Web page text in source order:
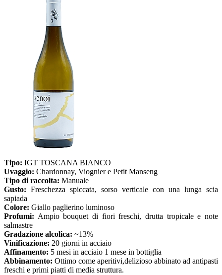
Tipo: IGT TOSCANA BIANCO
Uvaggio: Chardonnay, Viognier e Petit Manseng
Tipo di raccolta: Manuale
Gusto: Freschezza spiccata, sorso verticale con una lunga scia
sapiada
Colore: Giallo paglierino luminoso
Profumi: Ampio bouquet di fiori freschi, drutta tropicale e note
salmastre
Gradazione alcolica: ~13%
Vinificazione: 20 giorni in acciaio
Affinamento: 5 mesi in acciaio 1 mese in bottiglia
Abbinamento: Ottimo come aperitivi,delizioso abbinato ad antipasti
freschi e primi piatti di media struttura.